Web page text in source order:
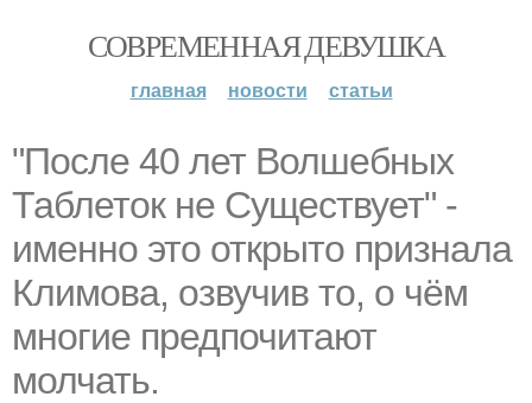
СОВРЕМЕННАЯ ДЕВУШКА
главная новости статьи
"После 40 лет Волшебных
Таблеток не Существует" -
именно это открыто признала
Климова, озвучив то, о чём
многие предпочитают
молчать.